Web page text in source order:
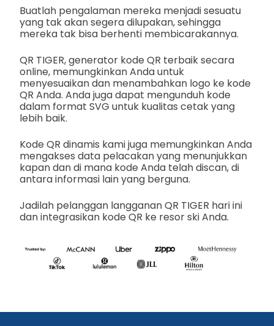
Buatlah pengalaman mereka menjadi sesuatu
yang tak akan segera dilupakan, sehingga
mereka tak bisa berhenti membicarakannya.
QR TIGER, generator kode QR terbaik secara
online, memungkinkan Anda untuk
menyesuaikan dan menambahkan logo ke kode
QR Anda. Anda juga dapat mengunduh kode
dalam format SVG untuk kualitas cetak yang
lebih baik.
Kode QR dinamis kami juga memungkinkan Anda
mengakses data pelacakan yang menunjukkan
kapan dan di mana kode Anda telah discan, di
antara informasi lain yang berguna.
Jadilah pelanggan langganan QR TIGER hari ini
dan integrasikan kode QR ke resor ski Anda.